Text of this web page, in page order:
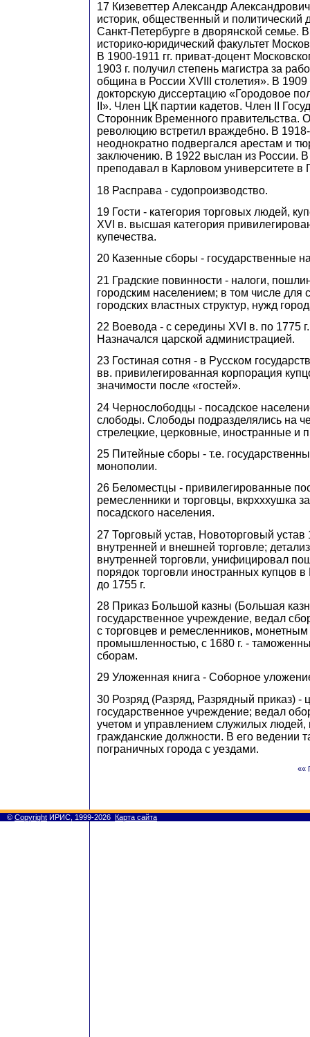
17 Кизеветтер Александр
историк, общественный и политический
Санкт-Петербурге в дворянской семье. В
историко-юридический факультет
В 1900-1911 гг. приват-доцент
1903 г. получил степень магистра за
община в России XVIII столетия». В 1909
докторскую диссертацию «Городовое
II». Член ЦК партии кадетов. Член II
Сторонник Временного правительства.
революцию встретил враждебно. В 1918-
неоднократно подвергался арестам и
заключению. В 1922 выслан из России.
преподавал в Карловом университете в
18 Расправа - судопроизводство.
19 Гости - категория торговых людей,
XVI в. высшая категория
купечества.
20 Казенные сборы - государственные
21 Градские повинности - налоги,
городским населением; в том числе для
городских властных структур, нужд
22 Воевода - с середины XVI в. по 1775
Назначался царской администрацией.
23 Гостиная сотня - в Русском
вв. привилегированная корпорация
значимости после «гостей».
24 Чернослободцы - посадское
слободы. Слободы подразделялись на
стрелецкие, церковные, иностранные и
25 Питейные сборы - т.е.
монополии.
26 Беломестцы - привилегированные
ремесленники и торговцы, вкрхххушка
посадского населения.
27 Торговый устав, Новоторговый устав
внутренней и внешней торговле;
внутренней торговли, унифицировал
порядок торговли иностранных купцов
до 1755 г.
28 Приказ Большой казны (Большая
государственное учреждение, ведал
с торговцев и ремесленников,
промышленностью, с 1680 г. -
сборам.
29 Уложенная книга - Соборное
30 Розряд (Разряд, Разрядный приказ) -
государственное учреждение; ведал
учетом и управлением служилых людей,
гражданские должности. В его ведении
пограничных города с уездами.
««
© Copyright ИРИС, 1999-2026 Карта сайта